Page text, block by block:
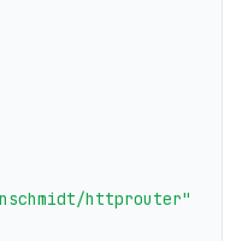
httprouter"